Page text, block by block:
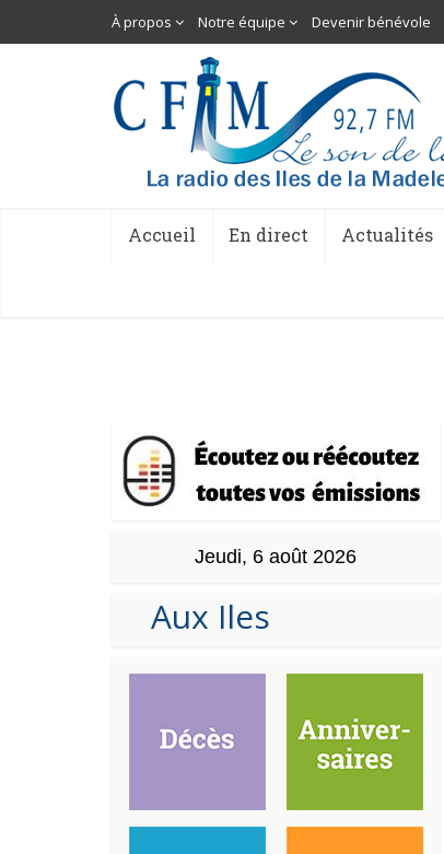
À propos Notre équipe Devenir bénévole
Accueil En direct Actualités
Jeudi, 6 août 2026
Aux Iles